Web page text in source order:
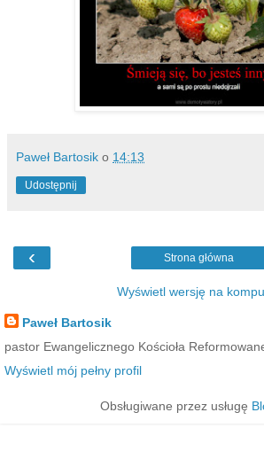
Paweł Bartosik o 14:13
Udostępnij
‹ Strona główna
Wyświetl wersję na
Paweł Bartosik
pastor Ewangelicznego Kościoła
Wyświetl mój pełny profil
Obsługiwane przez usługę